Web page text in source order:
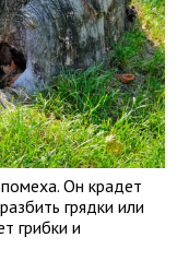
Он крадет
грядки или
грибки и